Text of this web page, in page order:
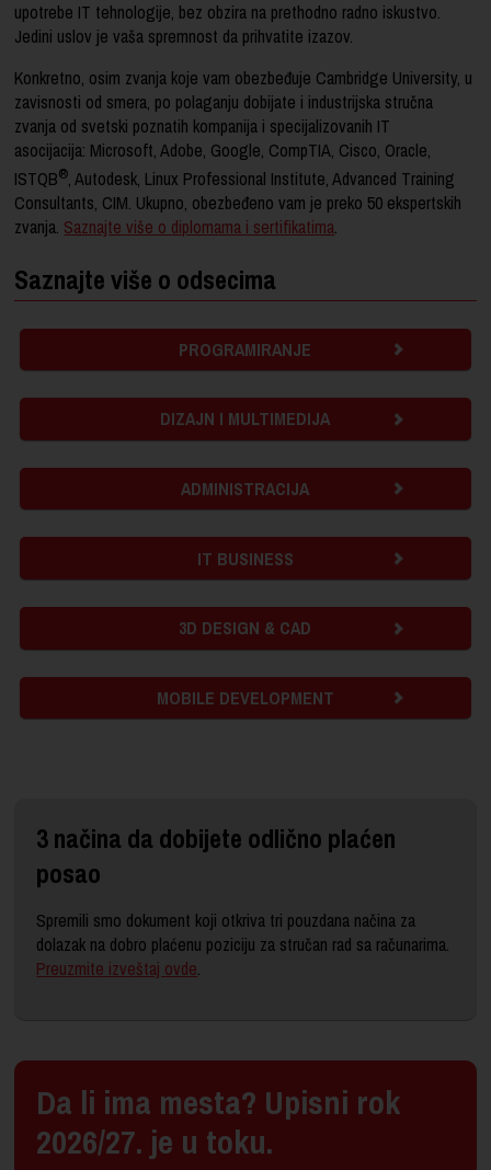
upotrebe IT tehnologije, bez obzira na prethodno radno iskustvo.
Jedini uslov je vaša spremnost da prihvatite izazov.
Konkretno, osim zvanja koje vam obezbeđuje Cambridge University, u
zavisnosti od smera, po polaganju dobijate i industrijska stručna
zvanja od svetski poznatih kompanija i specijalizovanih IT
asocijacija: Microsoft, Adobe, Google, CompTIA, Cisco, Oracle,
ISTQB®, Autodesk, Linux Professional Institute, Advanced Training
Consultants, CIM. Ukupno, obezbeđeno vam je preko 50 ekspertskih
zvanja. Saznajte više o diplomama i sertifikatima.
Saznajte više o odsecima
PROGRAMIRANJE
DIZAJN I MULTIMEDIJA
ADMINISTRACIJA
IT BUSINESS
3D DESIGN & CAD
MOBILE DEVELOPMENT
3 načina da dobijete odlično plaćen
posao
Spremili smo dokument koji otkriva tri pouzdana načina za
dolazak na dobro plaćenu poziciju za stručan rad sa računarima.
Preuzmite izveštaj ovde.
Da li ima mesta? Upisni rok
2026/27. je u toku.